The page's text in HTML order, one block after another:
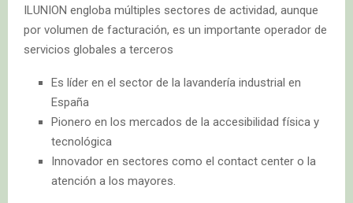
ILUNION engloba múltiples sectores de actividad, aunque
por volumen de facturación, es un importante operador de
servicios globales a terceros
Es líder en el sector de la lavandería industrial en
España
Pionero en los mercados de la accesibilidad física y
tecnológica
Innovador en sectores como el contact center o la
atención a los mayores.